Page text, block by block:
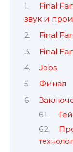
Final
звук и
Final
Final
Jobs
Финал